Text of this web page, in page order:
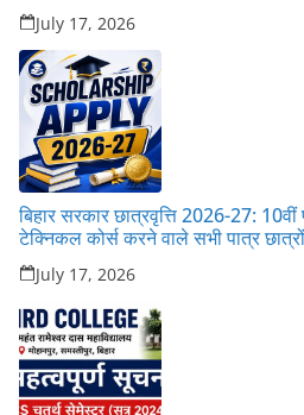
July 17, 2026
बिहार सरकार छात्रवृत्ति 2026-27:
टेक्निकल कोर्स करने वाले सभी पात्र
July 17, 2026